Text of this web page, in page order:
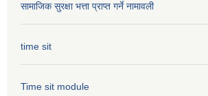
सामाजिक सुरक्षा भत्ता प्राप्त गर्ने नामावली
time sit
Time sit module